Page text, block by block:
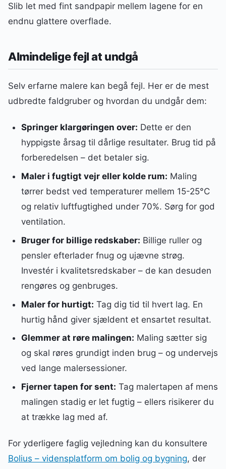
Slib let med fint sandpapir mellem lagene for en
endnu glattere overflade.
Almindelige fejl at undgå
Selv erfarne malere kan begå fejl. Her er de mest
udbredte faldgruber og hvordan du undgår dem:
Springer klargøringen over: Dette er den
hyppigste årsag til dårlige resultater. Brug tid på
forberedelsen – det betaler sig.
Maler i fugtigt vejr eller kolde rum: Maling
tørrer bedst ved temperaturer mellem 15-25°C
og relativ luftfugtighed under 70%. Sørg for god
ventilation.
Bruger for billige redskaber: Billige ruller og
pensler efterlader fnug og ujævne strøg.
Investér i kvalitetsredskaber – de kan desuden
rengøres og genbruges.
Maler for hurtigt: Tag dig tid til hvert lag. En
hurtig hånd giver sjældent et ensartet resultat.
Glemmer at røre malingen: Maling sætter sig
og skal røres grundigt inden brug – og undervejs
ved lange malersessioner.
Fjerner tapen for sent: Tag malertapen af mens
malingen stadig er let fugtig – ellers risikerer du
at trække lag med af.
For yderligere faglig vejledning kan du konsultere
Bolius – vidensplatform om bolig og bygning, der